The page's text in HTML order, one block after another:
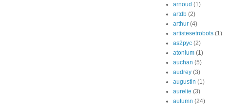
arnoud (1)
artdb (2)
arthur (4)
artistesetrobots (1)
as2pyc (2)
atonium (1)
auchan (5)
audrey (3)
augustin (1)
aurelie (3)
autumn (24)